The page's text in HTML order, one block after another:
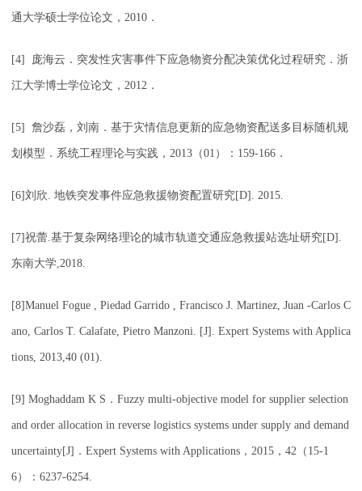
通大学硕士学位论文，2010．
[4] 庞海云．突发性灾害事件下应急物资分配决策优化过程研究．浙
江大学博士学位论文，2012．
[5] 詹沙磊，刘南．基于灾情信息更新的应急物资配送多目标随机规
划模型．系统工程理论与实践，2013（01）：159-166．
[6]刘欣. 地铁突发事件应急救援物资配置研究[D]. 2015.
[7]祝蕾.基于复杂网络理论的城市轨道交通应急救援站选址研究[D].
东南大学,2018.
[8]Manuel Fogue , Piedad Garrido , Francisco J. Martinez, Juan -Carlos C
ano, Carlos T. Calafate, Pietro Manzoni. [J]. Expert Systems with Applica
tions, 2013,40 (01).
[9] Moghaddam K S．Fuzzy multi-objective model for supplier selection
and order allocation in reverse logistics systems under supply and demand
uncertainty[J]．Expert Systems with Applications，2015，42（15-1
6）：6237-6254.